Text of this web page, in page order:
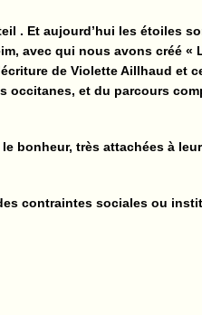
. Et aujourd’hui les étoiles
avec qui nous avons créé «
de Violette Aillhaud et
occitanes, et du parcours
bonheur, très attachées à
contraintes sociales ou